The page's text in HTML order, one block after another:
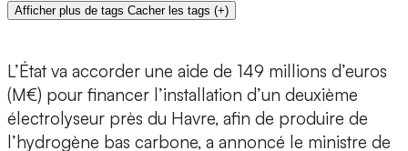
Afficher plus de tags Cacher les tags (+)
L’État va accorder une aide de 149 millions d’euros
(M€) pour financer l’installation d’un deuxième
électrolyseur près du Havre, afin de produire de
l’hydrogène bas carbone, a annoncé le ministre de